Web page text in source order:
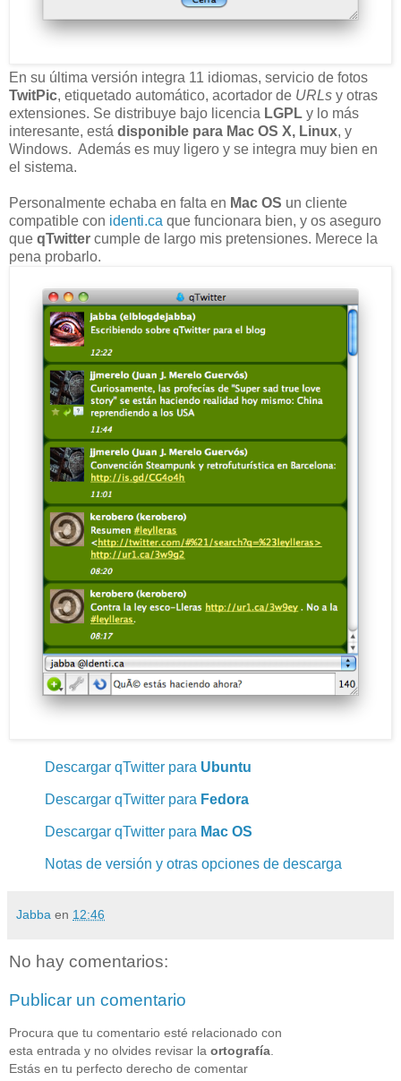
En su última versión integra 11 idiomas, servicio de fotos
TwitPic, etiquetado automático, acortador de URLs y otras
extensiones. Se distribuye bajo licencia LGPL y lo más
interesante, está disponible para Mac OS X, Linux, y
Windows. Además es muy ligero y se integra muy bien en
el sistema.
Personalmente echaba en falta en Mac OS un cliente
compatible con identi.ca que funcionara bien, y os aseguro
que qTwitter cumple de largo mis pretensiones. Merece la
pena probarlo.
Descargar qTwitter para Ubuntu
Descargar qTwitter para Fedora
Descargar qTwitter para Mac OS
Notas de versión y otras opciones de descarga
Jabba en 12:46
No hay comentarios:
Publicar un comentario
Procura que tu comentario esté relacionado con
esta entrada y no olvides revisar la ortografía
Estás en tu perfecto derecho de comentar